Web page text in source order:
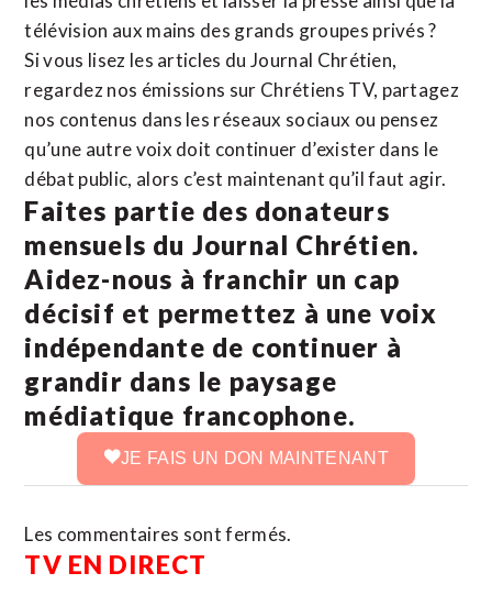
télévision aux mains des grands groupes privés ?
Si vous lisez les articles du Journal Chrétien,
regardez nos émissions sur Chrétiens TV, partagez
nos contenus dans les réseaux sociaux ou pensez
qu’une autre voix doit continuer d’exister dans le
débat public, alors c’est maintenant qu’il faut agir.
Faites partie des donateurs
mensuels du Journal Chrétien.
Aidez-nous à franchir un cap
décisif et permettez à une voix
indépendante de continuer à
grandir dans le paysage
médiatique francophone.
JE FAIS UN DON MAINTENANT
Les commentaires sont fermés.
TV EN DIRECT